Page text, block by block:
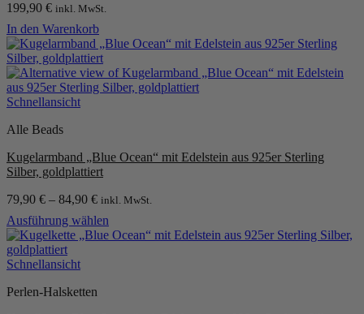
Optionen
können
auf
der
Produktseite
gewählt
werden
199,90 € inkl. MwSt.
In den Warenkorb
Schnellansicht
Alle Beads
Kugelarmband „Blue Ocean“ mit Edelstein aus 925er Sterling
Silber, goldplattiert
79,90 € – 84,90 € inkl. MwSt.
Ausführung wählen
Dieses
Produkt
weist
Varianten
Schnellansicht
Perlen-Halsketten